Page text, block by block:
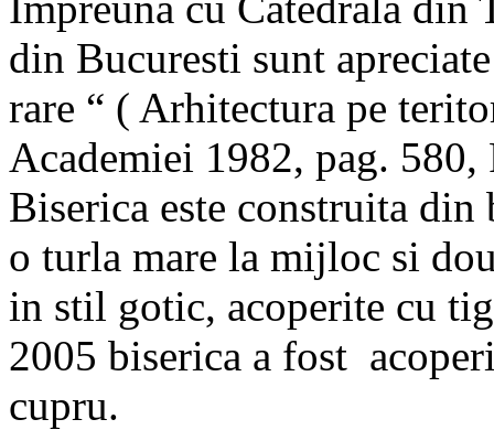
din Bucuresti sunt
rare “ ( Arhitectura pe
Academiei 1982, pag.
Biserica este construita din
o turla mare la mijloc si
in stil gotic, acoperite cu
2005 biserica a fost
cupru.